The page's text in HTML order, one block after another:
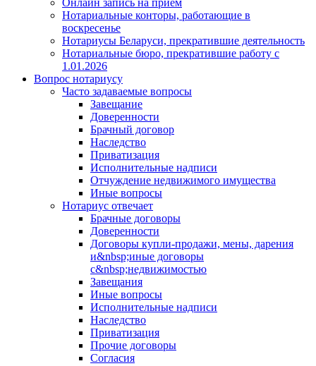
Онлайн запись на прием
Нотариальные конторы, работающие в
воскресенье
Нотариусы Беларуси, прекратившие деятельность
Нотариальные бюро, прекратившие работу с
1.01.2026
Вопрос нотариусу
Часто задаваемые вопросы
Завещание
Доверенности
Брачный договор
Наследство
Приватизация
Исполнительные надписи
Отчуждение недвижимого имущества
Иные вопросы
Нотариус отвечает
Брачные договоры
Доверенности
Договоры купли-продажи, мены, дарения
и&nbsp;иные договоры
с&nbsp;недвижимостью
Завещания
Иные вопросы
Исполнительные надписи
Наследство
Приватизация
Прочие договоры
Согласия